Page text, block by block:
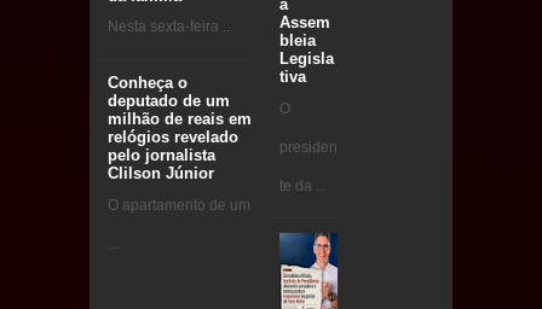
Nesta sexta-feira ...
Conheça o
deputado de um
milhão de reais em
relógios revelado
pelo jornalista
Clilson Júnior
O apartamento de um
...
à
Assem
bleia
Legisla
tiva
O
presiden
te da ...